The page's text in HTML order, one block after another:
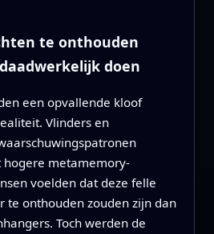
te onthouden
doen
een opvallende kloof
Vlinders en
hogere metamemory-
voelden dat deze felle
te onthouden zouden zijn dan
Toch werden de